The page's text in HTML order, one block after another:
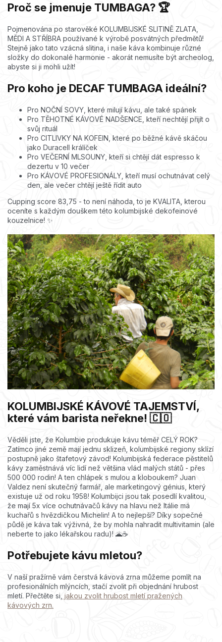
Proč se jmenuje TUMBAGA? 🏆
Pojmenována po starověké KOLUMBIJSKÉ SLITINĚ ZLATA,
MĚDI A STŘÍBRA používané k výrobě posvátných předmětů!
Stejně jako tato vzácná slitina, i naše káva kombinuje různé
složky do dokonalé harmonie - akorát nemusíte být archeolog,
abyste si ji mohli užít!
Pro koho je DECAF TUMBAGA ideální?
Pro NOČNÍ SOVY, které milují kávu, ale také spánek
Pro TĚHOTNÉ KÁVOVÉ NADŠENCE, kteří nechtějí přijít o
svůj rituál
Pro CITLIVKY NA KOFEIN, které po běžné kávě skáčou
jako Duracell králíček
Pro VEČERNÍ MLSOUNY, kteří si chtějí dát espresso k
dezertu v 10 večer
Pro KÁVOVÉ PROFESIONÁLY, kteří musí ochutnávat celý
den, ale večer chtějí ještě řídit auto
Cupping score 83,75 - to není náhoda, to je KVALITA, kterou
oceníte s každým douškem této kolumbijské dekofeinové
kouzelnice! ✨
KOLUMBIJSKÉ KÁVOVÉ TAJEMSTVÍ,
které vám barista neřekne! 🇨🇴
Věděli jste, že Kolumbie produkuje kávu téměř CELÝ ROK?
Zatímco jiné země mají jednu sklizeň, kolumbijské regiony sklízí
postupně jako štafetový závod! Kolumbijská federace pěstitelů
kávy zaměstnává víc lidí než většina vlád malých států - přes
500 000 rodin! A ten chlápek s mulou a kloboukem? Juan
Valdez není skutečný farmář, ale marketingový génius, který
existuje už od roku 1958! Kolumbijci jsou tak posedlí kvalitou,
že mají 5x více ochutnávačů kávy na hlavu než Itálie má
kuchařů s hvězdičkou Michelin! A to nejlepší? Díky sopečné
půdě je káva tak výživná, že by mohla nahradit multivitamin (ale
neberte to jako lékařskou radu)! 🌋☕
Potřebujete kávu mletou?
V naší pražírně vám čerstvá kávová zrna můžeme pomlít na
profesionálních mlýncích, stačí zvolit při objednání hrubost
mletí. Přečtěte si, jakou zvolit hrubost mletí pražených
kávových zrn.